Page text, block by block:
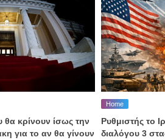
κρίνουν ίσως την
για το αν θα γίνουν
Home
Ρυθμιστής το
διαλόγου 3